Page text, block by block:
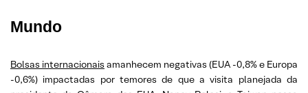
Mundo
Bolsas internacionais amanhecem negativas (EUA -0,8% e Europa
-0,6%) impactadas por temores de que a visita planejada da